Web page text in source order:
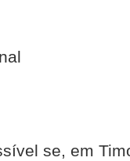
se, em